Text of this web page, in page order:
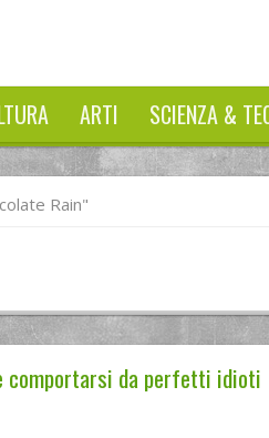
ARTI SCIENZA &
Rain"
comportarsi da perfetti idioti